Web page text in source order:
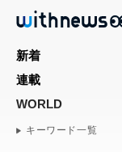
新着
連載
WORLD
キーワード一覧